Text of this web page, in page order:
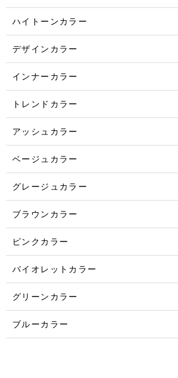
ハイトーンカラー
デザインカラー
インナーカラー
トレンドカラー
アッシュカラー
ベージュカラー
グレージュカラー
ブラウンカラー
ピンクカラー
バイオレットカラー
グリーンカラー
ブルーカラー